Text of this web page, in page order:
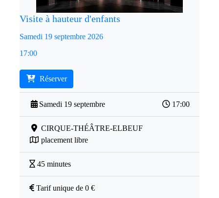
Visite à hauteur d'enfants
Samedi 19 septembre 2026
17:00
Réserver
Samedi 19 septembre 17:00
CIRQUE-THÉÂTRE-ELBEUF
placement libre
45 minutes
Tarif unique de 0 €